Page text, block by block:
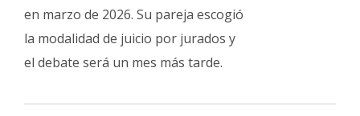
en marzo de 2026. Su pareja escogió
la modalidad de juicio por jurados y
el debate será un mes más tarde.